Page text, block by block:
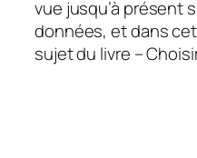
vue jusqu’à présent
données, et dans
sujet du livre –